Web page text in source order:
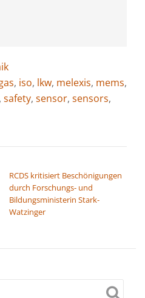
, iso, lkw, melexis, mems,
, safety, sensor, sensors,
RCDS kritisiert Beschönigungen
durch Forschungs- und
Bildungsministerin Stark-
Watzinger